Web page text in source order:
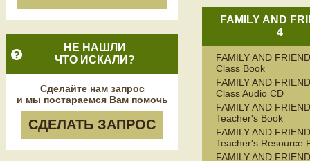
НЕ НАШЛИ
ЧТО ИСКАЛИ?
Сделайте нам запрос
и мы постараемся Вам помочь
СДЕЛАТЬ ЗАПРОС
FAMILY AND
4
FAMILY AND
Class Book
FAMILY AND
Class Audio CD
FAMILY AND
Teacher's Book
FAMILY AND
Teacher's Resource
FAMILY AND